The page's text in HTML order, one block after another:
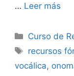
… Leer más
Categorías
Curso de
Etiquetas
recursos
vocálica,